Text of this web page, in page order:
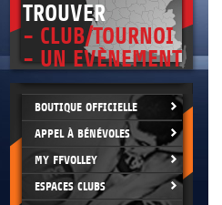
TROUVER
- CLUB/TOURNOI
- UN EVÈNEMENT
BOUTIQUE OFFICIELLE
APPEL À BÉNÉVOLES
MY FFVOLLEY
ESPACES CLUBS